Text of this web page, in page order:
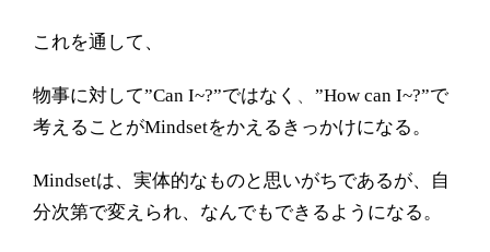
これを通して、
物事に対して”Can I~?”ではなく 、 ”How can I~?”で
考えることがMindsetをかえるきっかけになる。
Mindsetは、実体的なものと思いがちであるが、自
分次第で変えられ、なんでもできるようになる。